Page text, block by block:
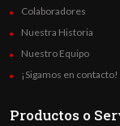
Colaboradores
Nuestra Historia
Nuestro Equipo
¡Sigamos en contacto!
Productos o